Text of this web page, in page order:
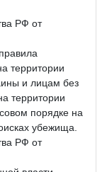
РФ от
территории
и лицам без
территории
порядке на
убежища.
РФ от